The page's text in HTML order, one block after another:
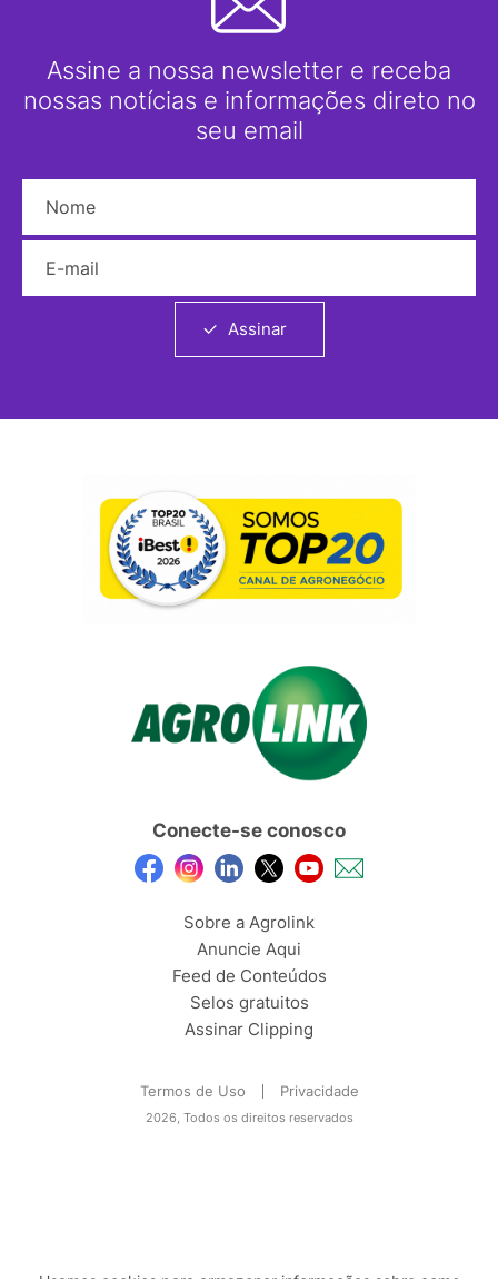
Assine a nossa newsletter e receba
nossas notícias e informações direto no
seu email
Assinar
Conecte-se conosco
Sobre a Agrolink
Anuncie Aqui
Feed de Conteúdos
Selos gratuitos
Assinar Clipping
Termos de Uso Privacidade
2026, Todos os direitos reservados